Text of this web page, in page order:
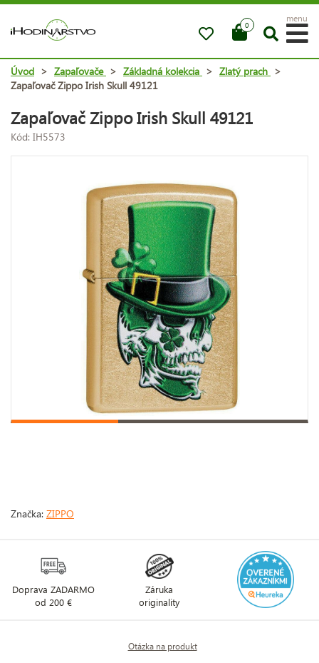
0
menu
Úvod > Zapaľovače > Základná kolekcia > Zlatý prach >
Zapaľovač Zippo Irish Skull 49121
Zapaľovač Zippo Irish Skull 49121
Kód: IH5573
Značka: ZIPPO
Doprava ZADARMO
od 200 €
Záruka
originality
Otázka na produkt